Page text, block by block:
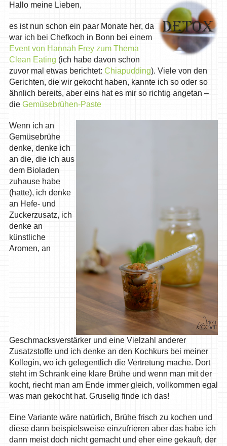
Hallo meine Lieben,
es ist nun schon ein paar Monate her, da
war ich bei Chefkoch in Bonn bei einem
Event von Hannah Frey zum Thema
Clean Eating (ich habe davon schon
zuvor mal etwas berichtet: Chiapudding). Viele von den
Gerichten, die wir gekocht haben, kannte ich so oder so
ähnlich bereits, aber eins hat es mir so richtig angetan –
die Gemüsebrühen-Paste
Wenn ich an
Gemüsebrühe
denke, denke ich
an die, die ich aus
dem Bioladen
zuhause habe
(hatte), ich denke
an Hefe- und
Zuckerzusatz, ich
denke an
künstliche
Aromen, an
Geschmacksverstärker und eine Vielzahl anderer
Zusatzstoffe und ich denke an den Kochkurs bei meiner
Kollegin, wo ich gelegentlich die Vertretung mache. Dort
steht im Schrank eine klare Brühe und wenn man mit der
kocht, riecht man am Ende immer gleich, vollkommen egal
was man gekocht hat. Gruselig finde ich das!
Eine Variante wäre natürlich, Brühe frisch zu kochen und
diese dann beispielsweise einzufrieren aber das habe ich
dann meist doch nicht gemacht und eher eine gekauft, der